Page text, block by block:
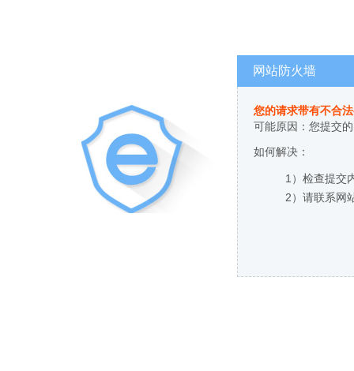
网站防火墙
您的请求带有不合
可能原因：您提交
如何解决：
1）检查提交
2）请联系网